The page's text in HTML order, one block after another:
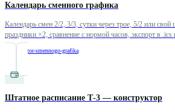
Календарь сменного графика
Календарь смен 2/2, 3/3, сутки через трое, 5/2 или
праздники ×2, сравнение с нормой часов, экспорт в .ics
kalkulyator-smennogo-grafika
Штатное расписание Т-3 — конструктор